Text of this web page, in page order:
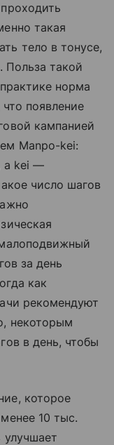
такая
тело в тонусе,
Польза такой
норма
появление
кампанией
Manpo-kei:
а kei —
число шагов
за день
как
рекомендуют
некоторым
в день, чтобы
которое
10 тыс.
улучшает